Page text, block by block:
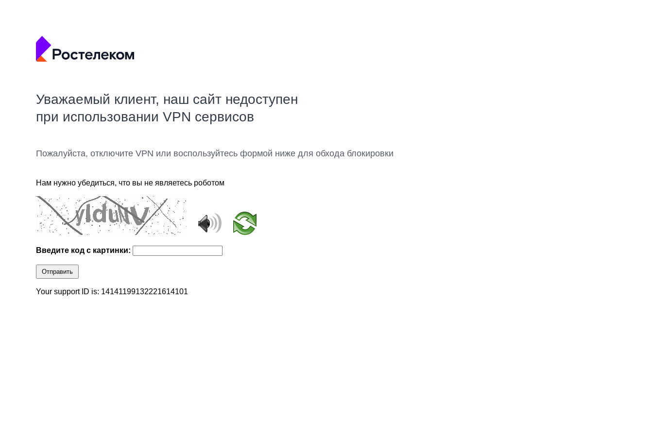
Уважаемый клиент, наш сайт недоступен
при использовании VPN сервисов
Пожалуйста, отключите VPN или воспользуйтесь формой ниже для обхода блокировки
Нам нужно убедиться, что вы не являетесь роботом
Введите код с картинки:
Отправить
Your support ID is: 14141199132221614101